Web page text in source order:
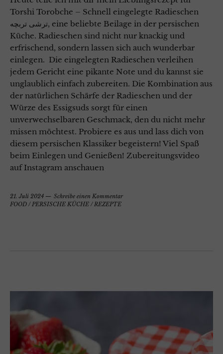
Torshi Torobche – Schnell eingelegte Radieschen
ترشی تربچه, eine beliebte Beilage in der persischen
Küche. Radieschen sind nicht nur knackig und
erfrischend, sondern lassen sich auch wunderbar
einlegen. Die eingelegten Radieschen verleihen
jedem Gericht eine pikante Note und du kannst sie
unglaublich einfach zubereiten. Die Kombination aus
der natürlichen Schärfe der Radieschen und der
Würze des Essigsuds sorgt für einen
unverwechselbaren Geschmack, den du nicht mehr
missen möchtest. Probiere es aus und lass dich von
diesem persischen Klassiker begeistern! Viel Spaß
beim Einlegen und Genießen! Zubereitungsvideo
auf Instagram anschauen
21. Juli 2024
Schreibe einen Kommentar
FOOD /PERSISCHE KÜCHE /REZEPTE